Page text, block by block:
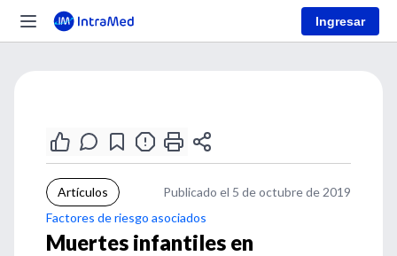
Ingresar
Artículos
Publicado el 5 de octubre de 2019
Factores de riesgo asociados
Muertes infantiles en